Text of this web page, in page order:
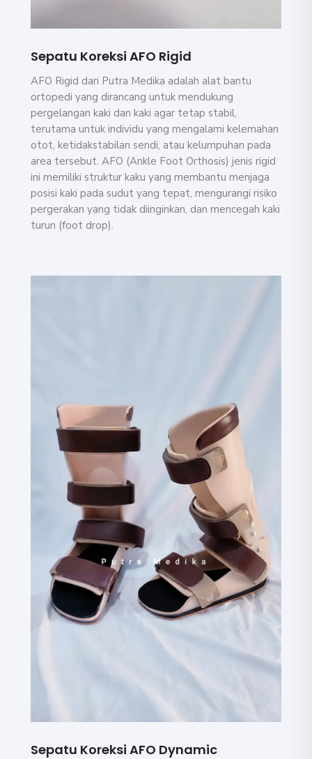
Sepatu Koreksi AFO Rigid
AFO Rigid dari Putra Medika adalah alat bantu
ortopedi yang dirancang untuk mendukung
pergelangan kaki dan kaki agar tetap stabil,
terutama untuk individu yang mengalami kelemahan
otot, ketidakstabilan sendi, atau kelumpuhan pada
area tersebut. AFO (Ankle Foot Orthosis) jenis rigid
ini memiliki struktur kaku yang membantu menjaga
posisi kaki pada sudut yang tepat, mengurangi risiko
pergerakan yang tidak diinginkan, dan mencegah kaki
turun (foot drop).
Sepatu Koreksi AFO Dynamic